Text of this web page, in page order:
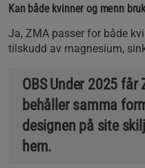
Kan både kvinner og menn
Ja, ZMA passer for både
tilskudd av magnesium,
OBS Under 2025
behåller samma
designen på site
hem.